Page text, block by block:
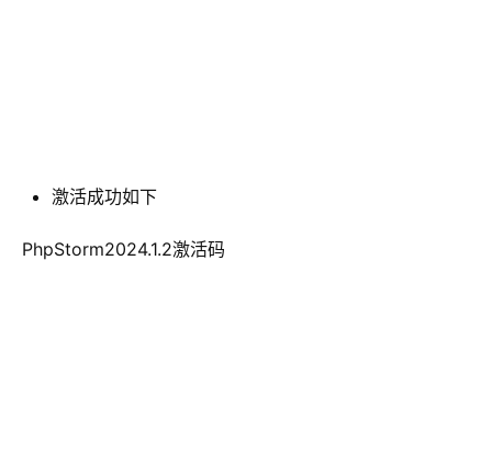
激活成功如下
PhpStorm2024.1.2激活码